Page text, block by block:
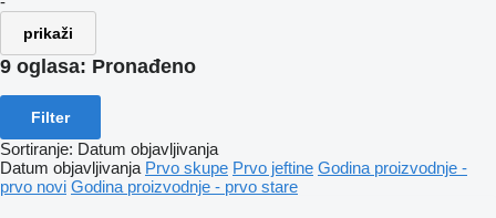
prikaži
9 oglasa: Pronađeno
Filter
Sortiranje: Datum objavljivanja
Datum objavljivanja Prvo skupe Prvo jeftine Godina proizvodnje -
prvo novi Godina proizvodnje - prvo stare